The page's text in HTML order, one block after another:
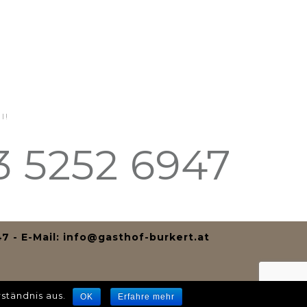
5252 6947
- E-Mail: info@gasthof-burkert.at
aus. OK Erfahre mehr